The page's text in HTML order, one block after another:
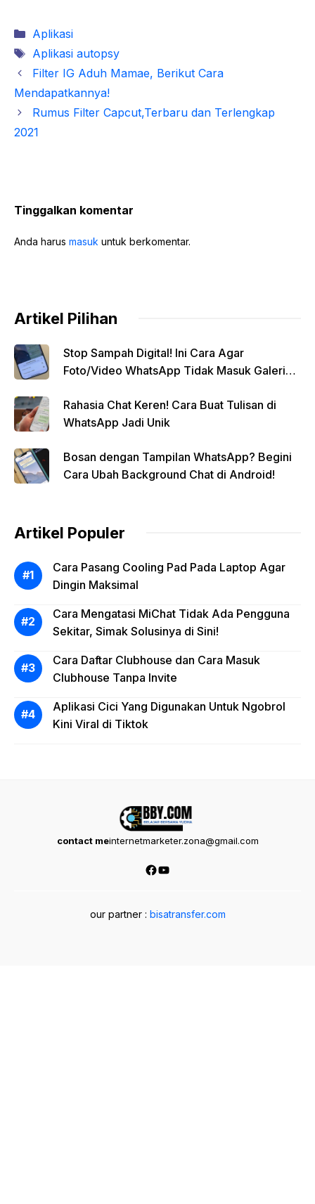
Kategori
Aplikasi
Tag
Aplikasi autopsy
Filter IG Aduh Mamae, Berikut Cara
Mendapatkannya!
Rumus Filter Capcut,Terbaru dan Terlengkap
2021
Tinggalkan komentar
Anda harus masuk untuk berkomentar.
Artikel Pilihan
Stop Sampah Digital! Ini Cara Agar
Foto/Video WhatsApp Tidak Masuk Galeri
Rahasia Chat Keren! Cara Buat Tulisan di
WhatsApp Jadi Unik
Bosan dengan Tampilan WhatsApp? Begini
Cara Ubah Background Chat di Android!
Artikel Populer
Cara Pasang Cooling Pad Pada Laptop Agar
Dingin Maksimal
Cara Mengatasi MiChat Tidak Ada Pengguna
Sekitar, Simak Solusinya di Sini!
Cara Daftar Clubhouse dan Cara Masuk
Clubhouse Tanpa Invite
Aplikasi Cici Yang Digunakan Untuk Ngobrol
Kini Viral di Tiktok
contact meinternetmarketer.zona@gmail.com
Facebook
YouTube
our partner : bisatransfer.com